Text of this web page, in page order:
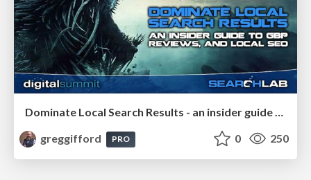
Dominate Local Search Results - an insider guide to GBP, reviews, and Local SEO
greggifford
PRO 0 250